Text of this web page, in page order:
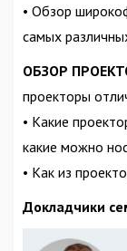
• Обзор
самых
ОБЗОР
проекторы
• Какие
какие можно
• Как из
Докладчики